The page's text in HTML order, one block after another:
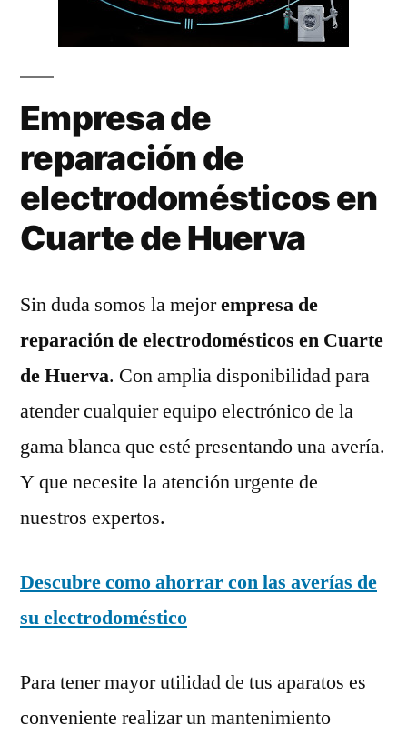
Empresa de
reparación de
electrodomésticos en
Cuarte de Huerva
Sin duda somos la mejorempresa de
reparación de electrodomésticos en Cuarte
de Huerva. Con amplia disponibilidad para
atender cualquier equipo electrónico de la
gama blanca que esté presentando una avería.
Y que necesite la atención urgente de
nuestros expertos.
Descubre como ahorrar con las averías de
su electrodoméstico
Para tener mayor utilidad de tus aparatos es
conveniente realizar un mantenimiento